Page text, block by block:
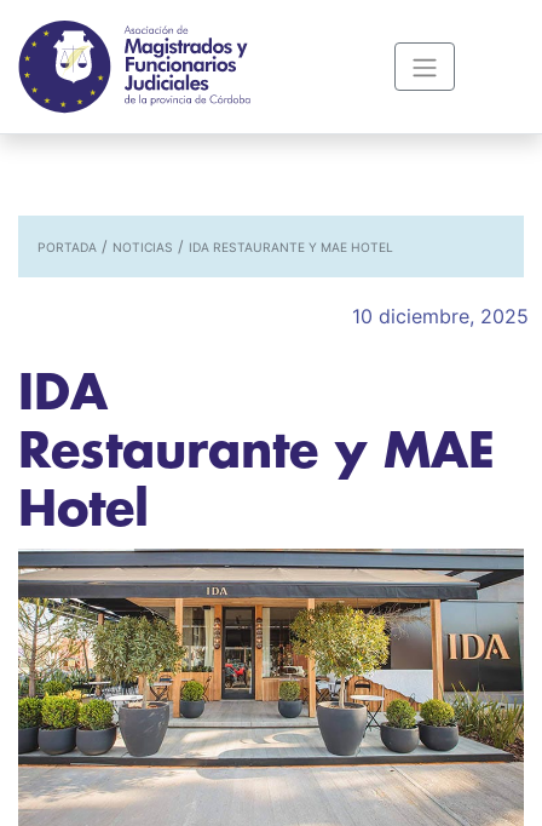
PORTADA / NOTICIAS / IDA RESTAURANTE Y MAE HOTEL
10 diciembre, 2025
IDA
Restaurante y MAE
Hotel